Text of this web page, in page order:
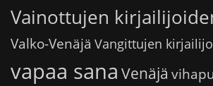
Vainottujen
Valko-Venäjä Vangittujen
vapaa sana Venäjä